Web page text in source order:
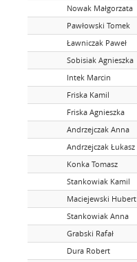
Nowak Małgorzata
Pawłowski Tomek
Ławniczak Paweł
Sobisiak Agnieszka
Intek Marcin
Friska Kamil
Friska Agnieszka
Andrzejczak Anna
Andrzejczak Łukasz
Konka Tomasz
Stankowiak Kamil
Maciejewski Hubert
Stankowiak Anna
Grabski Rafał
Dura Robert